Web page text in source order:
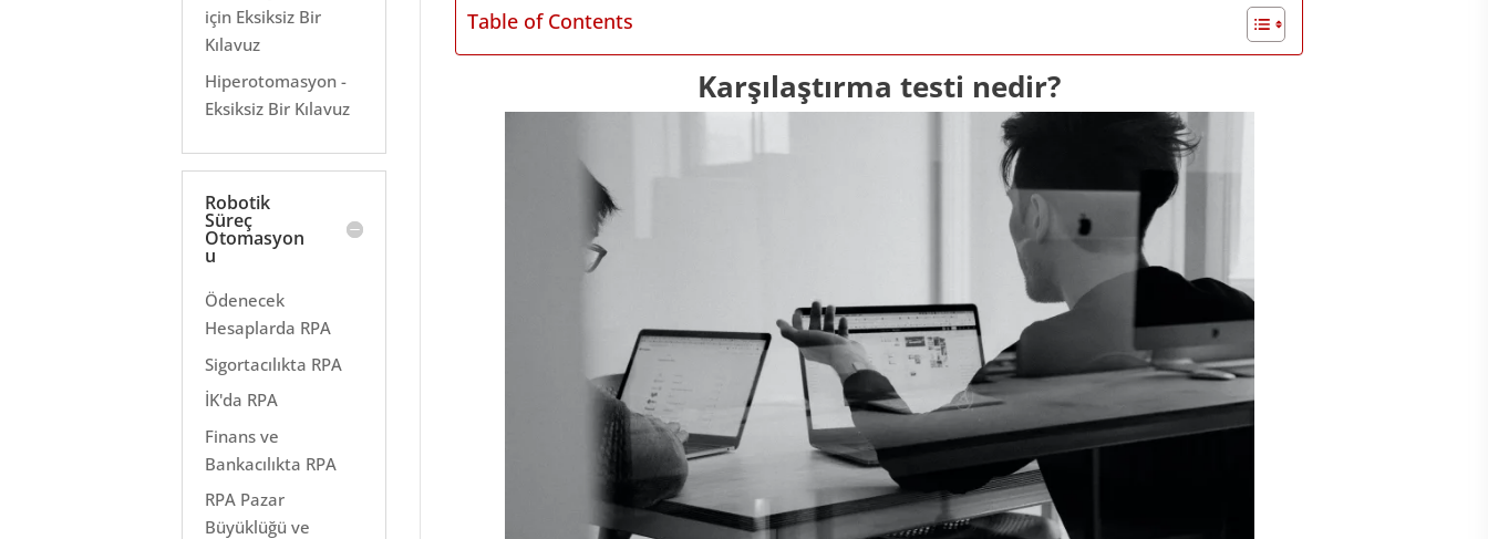
Table of Contents
Karşılaştırma testi nedir?
için Eksiksiz Bir
Kılavuz
Hiperotomasyon -
Eksiksiz Bir Kılavuz
Robotik
Süreç
Otomasyon
u
Ödenecek
Hesaplarda RPA
Sigortacılıkta RPA
İK'da RPA
Finans ve
Bankacılıkta RPA
RPA Pazar
Büyüklüğü ve